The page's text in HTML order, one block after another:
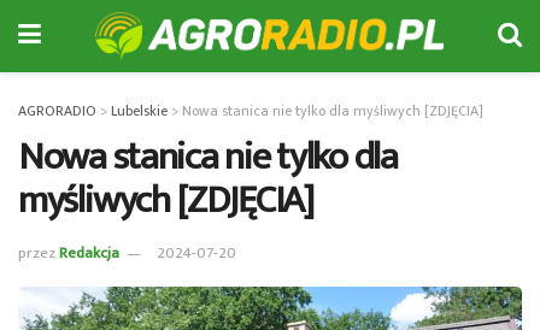
AGRORADIO >Lubelskie > Nowa stanica nie tylko dla myśliwych [ZDJĘCIA]
Nowa stanica nie tylko dla
myśliwych [ZDJĘCIA]
przezRedakcja 2024-07-20